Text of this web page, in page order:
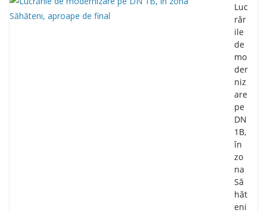
Luc
răr
ile
de
mo
der
niz
are
pe
DN
1B,
în
zo
na
Să
hăt
eni